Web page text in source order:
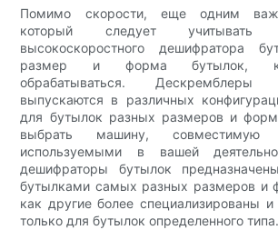
Помимо скорости, еще одним
который следует
высокоскоростного дешифратора
размер и форма бутылок,
обрабатываться.
выпускаются в различных
для бутылок разных размеров и
выбрать машину, совместимую
используемыми в вашей
дешифраторы бутылок
бутылками самых разных размеров и
как другие более специализированы и
только для бутылок определенного типа.